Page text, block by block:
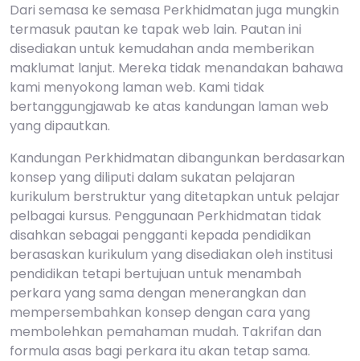
Dari semasa ke semasa Perkhidmatan juga mungkin
termasuk pautan ke tapak web lain. Pautan ini
disediakan untuk kemudahan anda memberikan
maklumat lanjut. Mereka tidak menandakan bahawa
kami menyokong laman web. Kami tidak
bertanggungjawab ke atas kandungan laman web
yang dipautkan.
Kandungan Perkhidmatan dibangunkan berdasarkan
konsep yang diliputi dalam sukatan pelajaran
kurikulum berstruktur yang ditetapkan untuk pelajar
pelbagai kursus. Penggunaan Perkhidmatan tidak
disahkan sebagai pengganti kepada pendidikan
berasaskan kurikulum yang disediakan oleh institusi
pendidikan tetapi bertujuan untuk menambah
perkara yang sama dengan menerangkan dan
mempersembahkan konsep dengan cara yang
membolehkan pemahaman mudah. Takrifan dan
formula asas bagi perkara itu akan tetap sama.